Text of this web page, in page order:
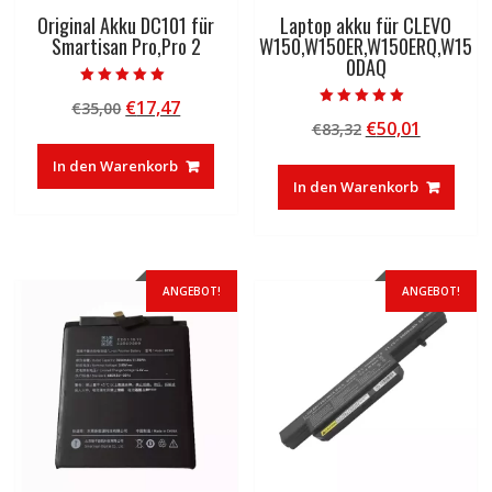
Original Akku DC101 für
Smartisan Pro,Pro 2
5.00
von 5
€35,00 Ursprünglicher
war:
€35,00
€17,47Aktueller
ist:
€17,47.
In den Warenkorb
Laptop akku für CLEVO
W150,W150ER,W150ERQ,W15
0DAQ
5.00
von 5
€83,32 Ursprünglicher
war:
€83,32
€50,01
ist:
€50,01.
In den Warenkorb
ANGEBOT! ANGEBOT!